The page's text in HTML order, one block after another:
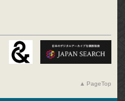
PageTop